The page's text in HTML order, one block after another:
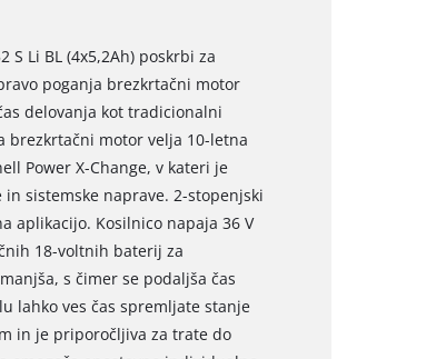
S Li BL (4x5,2Ah) poskrbi za
poganja brezkrtačni motor
delovanja kot tradicionalni
brezkrtačni motor velja 10-letna
Power X-Change, v kateri je
sistemske naprave. 2-stopenjski
aplikacijo. Kosilnico napaja 36 V
18-voltnih baterij za
s čimer se podaljša čas
lahko ves čas spremljate stanje
in je priporočljiva za trate do